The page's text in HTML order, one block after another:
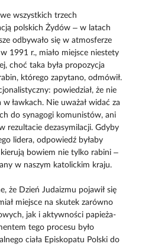
we wszystkich trzech
polskich Żydów – w latach
odbywało się w atmosferze
1991 r., miało miejsce niestety
choć taka była propozycja
którego zapytano, odmówił.
powiedział, że nie
ławkach. Nie uważał widać za
do synagogi komunistów, ani
rezultacie dezasymilacji. Gdyby
lidera, odpowiedź byłaby
bowiem nie tylko rabini –
w naszym katolickim kraju.
że Dzień Judaizmu pojawił się
miejsce na skutek zarówno
jak i aktywności papieża-
tego procesu było
ciała Episkopatu Polski do